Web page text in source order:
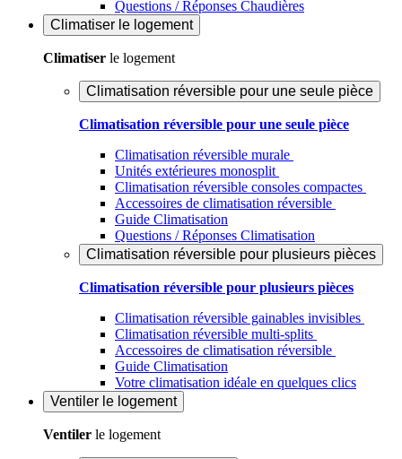
Questions / Réponses Chaudières
Climatiser le logement
Climatiser le logement
Climatisation réversible pour une seule pièce
Climatisation réversible pour une seule pièce
Climatisation réversible murale
Unités extérieures monosplit
Climatisation réversible consoles compactes
Accessoires de climatisation réversible
Guide Climatisation
Questions / Réponses Climatisation
Climatisation réversible pour plusieurs pièces
Climatisation réversible pour plusieurs pièces
Climatisation réversible gainables invisibles
Climatisation réversible multi-splits
Accessoires de climatisation réversible
Guide Climatisation
Votre climatisation idéale en quelques clics
Ventiler le logement
Ventiler le logement